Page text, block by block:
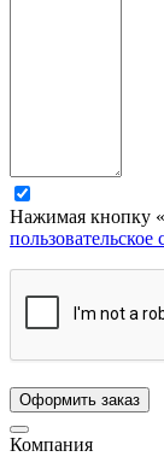
Нажимая кнопку
пользовательское
Компания